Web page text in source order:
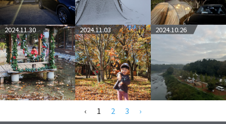
2024.11.30 2024.11.03 2024.10.26
‹ 1 2 3 ›